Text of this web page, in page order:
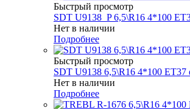
Быстрый просмотр
SDT U9138_P 6,5\R16 4*100
Нет в наличии
Подробнее
Быстрый просмотр
SDT U9138 6,5\R16 4*100 ET37
Нет в наличии
Подробнее